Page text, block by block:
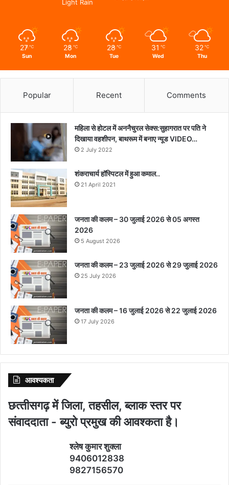
Light Rain
27 ℃
Sun
28 ℃
Mon
28 ℃
Tue
31 ℃
Wed
32 ℃
Thu
Popular Recent Comments
महिला से होटल में अननैचुरल सेक्स:सुहागरात पर पति ने
दिखाया वहशीपन, बाथरूम में बनाए न्यूड VIDEO…
2 July 2022
शंकराचार्य हॉस्पिटल में हुआ कमाल..
21 April 2021
जनता की कलम – 30 जुलाई 2026 से 05 अगस्त
2026
5 August 2026
जनता की कलम – 23 जुलाई 2026 से 29 जुलाई 2026
25 July 2026
जनता की कलम – 16 जुलाई 2026 से 22 जुलाई 2026
17 July 2026
आवश्‍यकता
छत्‍तीसगढ़ में जिला, तहसील, ब्‍लाक स्‍तर पर
संवाददाता - ब्‍युरो प्रमुख की आवश्‍कता है।
श्‍लेष कुमार शुक्‍ला
9406012838
9827156570